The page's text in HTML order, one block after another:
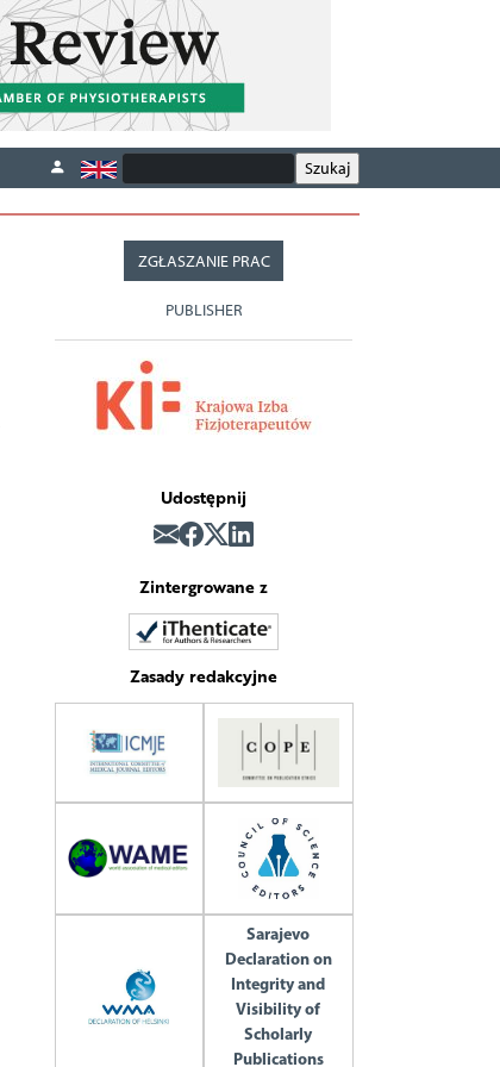
ZGŁASZANIE PRAC
PUBLISHER
Udostępnij
Zintergrowane z
Zasady redakcyjne
Sarajevo
Declaration on
Integrity and
Visibility of
Scholarly
Publications